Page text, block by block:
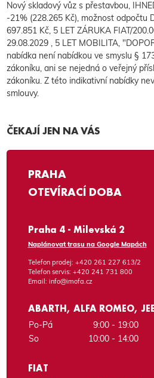
Nový skladový vůz s přestavbou,
-21% (228.265 Kč), možnost odpočtu
697.851 Kč, 5 LET ZÁRUKA FIAT/
29.08.2029 , 5 LET MOBILITA,
nabídka není nabídkou ve smyslu §
zákoníku, ani se nejedná o veřejný
zákoníku. Z této indikativní nabídky
smlouvy.
ČEKAJÍ JEN NA VÁS
PRAHA
OTEVÍRACÍ DOBA
Praha 4 - Milevská 2
Naplánovat trasu na Google Mapách
Telefon prodej: +420 261 227 613/2
Telefon servis: +420 241 731 800
Email: info@imofa.cz
ABARTH, ALFA ROMEO,
Po-Pá
9:00 - 19:00
So
10:00 - 14:00
FIAT